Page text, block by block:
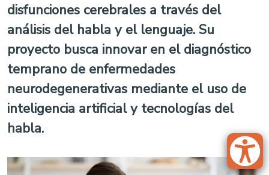
disfunciones cerebrales a través del
análisis del habla y el lenguaje. Su
proyecto busca innovar en el diagnóstico
temprano de enfermedades
neurodegenerativas mediante el uso de
inteligencia artificial y tecnologías del
habla.